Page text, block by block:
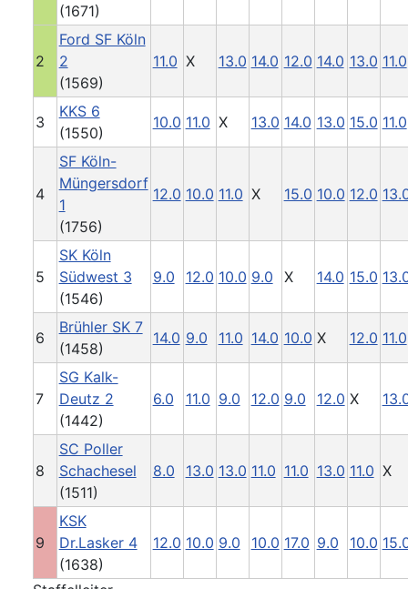
(1671)
2
Ford SF Köln
2
(1569)
11.0 X 13.0 14.0 12.0 14.0 13.0 11.0
3
KKS 6
(1550)
10.0 11.0 X 13.0 14.0 13.0 15.0 11.0
4
SF Köln-
Müngersdorf
1
(1756)
12.0 10.0 11.0 X 15.0 10.0 12.0
5
SK Köln
Südwest 3
(1546)
9.0 12.0 10.0 9.0 X 14.0 15.0
6
Brühler SK 7
(1458)
14.0 9.0 11.0 14.0 10.0 X 12.0 11.0
7
SG Kalk-
Deutz 2
(1442)
6.0 11.0 9.0 12.0 9.0 12.0 X
8
SC Poller
Schachesel
(1511)
8.0 13.0 13.0 11.0 11.0 13.0 11.0 X
9
KSK
Dr.Lasker 4
(1638)
12.0 10.0 9.0 10.0 17.0 9.0 10.0